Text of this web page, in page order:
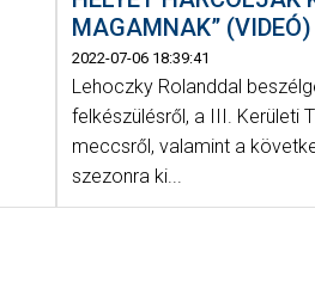
MAGAMNAK” (VIDEÓ)
2022-07-06 18:39:41
Lehoczky Rolanddal
felkészülésről, a III. Kerületi
meccsről, valamint a
szezonra ki...